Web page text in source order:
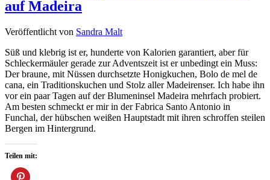
auf Madeira
Veröffentlicht von Sandra Malt
Süß und klebrig ist er, hunderte von Kalorien garantiert, aber für
Schleckermäuler gerade zur Adventszeit ist er unbedingt ein Muss:
Der braune, mit Nüssen durchsetzte Honigkuchen, Bolo de mel de
cana, ein Traditionskuchen und Stolz aller Madeirenser. Ich habe ihn
vor ein paar Tagen auf der Blumeninsel Madeira mehrfach probiert.
Am besten schmeckt er mir in der Fabrica Santo Antonio in
Funchal, der hübschen weißen Hauptstadt mit ihren schroffen steilen
Bergen im Hintergrund.
Teilen mit: